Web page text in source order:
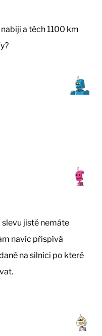
a těch 1100 km
jistě nemáte
navíc přispívá
na silnici po které